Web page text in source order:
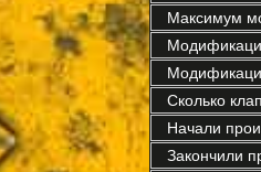
Максимум
Сколько
Начали
Закончили